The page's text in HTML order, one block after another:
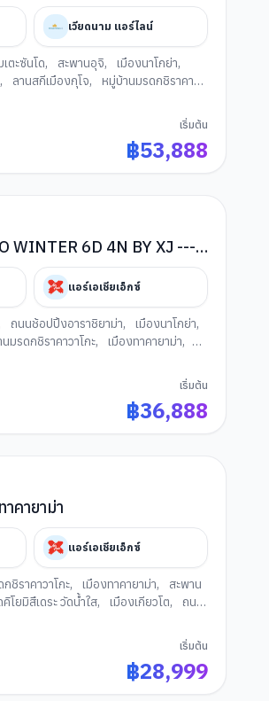
น่ห์โกลเด้นรูท
เวียดนาม แอร์ไลน์
ตะซันโด, สะพานอุจิ, เมืองนาโกย่า,
, ลานสกีเมืองกุโจ,
หมู่บ้านมรดกชิราคาวา
เริ่มต้น
฿53,888
โอซาก้า
แอร์เอเชียเอ็กซ์
ถนนช้อปปิ้งอาราชิยาม่า, เมืองนาโกย่า,
มรดกชิราคาวาโกะ, เมืองทาคายาม่า,
เริ่มต้น
฿36,888
าคายาม่า
แอร์เอเชียเอ็กซ์
ชิราคาวาโกะ, เมืองทาคายาม่า,
สะพาน
โยมิสึเดระ วัดน้ำใส, เมืองเกียวโต,
ถนน
เริ่มต้น
฿28,999